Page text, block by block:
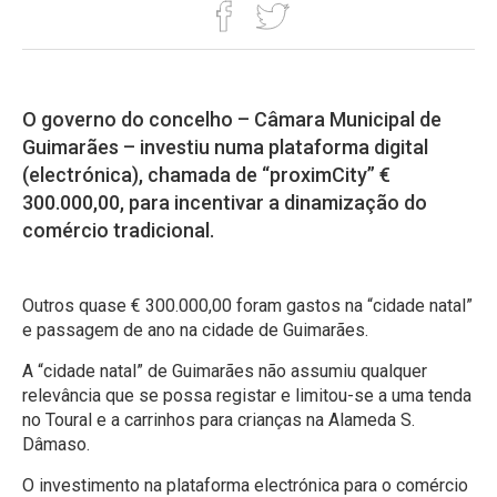
O governo do concelho – Câmara Municipal de
Guimarães – investiu numa plataforma digital
(electrónica), chamada de “proximCity” €
300.000,00, para incentivar a dinamização do
comércio tradicional.
Outros quase € 300.000,00 foram gastos na “cidade natal”
e passagem de ano na cidade de Guimarães.
A “cidade natal” de Guimarães não assumiu qualquer
relevância que se possa registar e limitou-se a uma tenda
no Toural e a carrinhos para crianças na Alameda S.
Dâmaso.
O investimento na plataforma electrónica para o comércio